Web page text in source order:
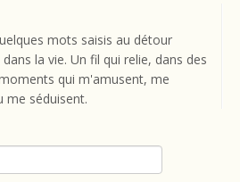
mots saisis au détour
la vie. Un fil qui relie, dans des
qui m'amusent, me
séduisent.